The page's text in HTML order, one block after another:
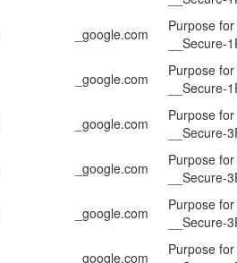
_google.com
Purpose for
__Secure-
_google.com
Purpose for
__Secure-
_google.com
Purpose for
__Secure-
_google.com
Purpose for
__Secure-
_google.com
Purpose for
__Secure-
_google.com
Purpose for